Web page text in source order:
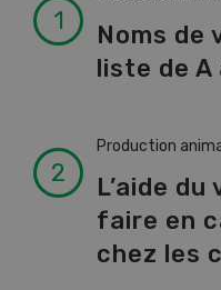
Noms de
liste de A
Production
L’aide
faire en
chez les